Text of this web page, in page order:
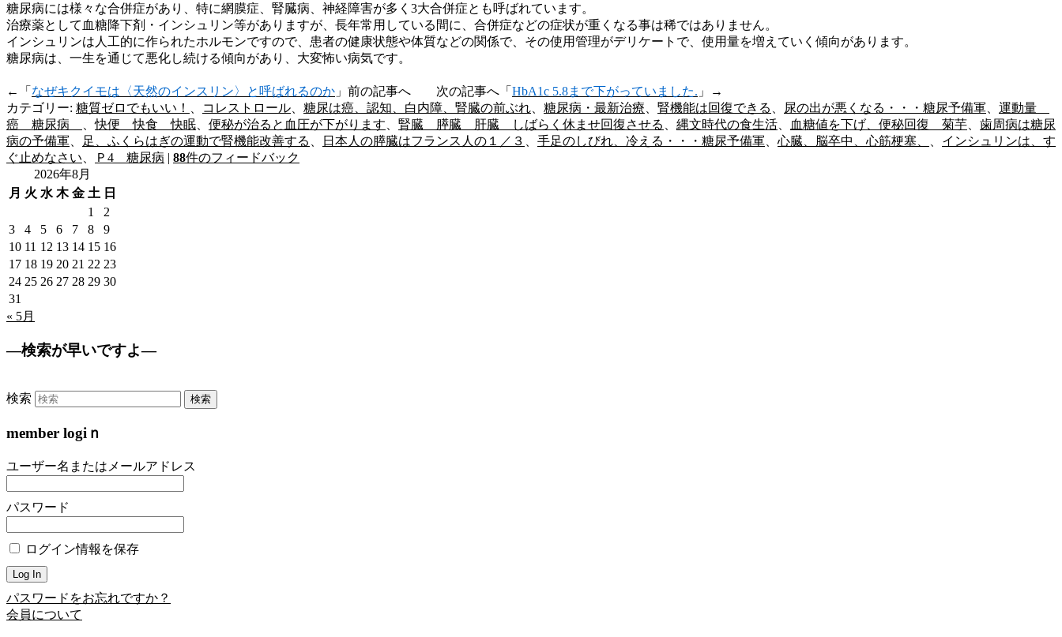
糖尿病には様々な合併症があり、特に網膜症、腎臓病、神経障害が多く3大合併症とも呼ばれています。
治療薬として血糖降下剤・インシュリン等がありますが、長年常用している間に、合併症などの症状が重くなる事は稀ではありません。
インシュリンは人工的に作られたホルモンですので、患者の健康状態や体質などの関係で、その使用管理がデリケートで、使用量を増えていく傾向があります。
糖尿病は、一生を通じて悪化し続ける傾向があり、大変怖い病気です。
←「 なぜキクイモは〈天然のインスリン〉と呼ばれるのか 」前の記事へ 次の記事へ「 HbA1c 5.8まで下がっていました. 」→
カテゴリー: 糖質ゼロでもいい！ コレストロール 糖尿は癌、認知、白内障、腎臓の前ぶれ 糖尿病・最新治療 腎機能は回復できる 尿の出が悪くなる・・・糖尿予備軍
運動量
癌 糖尿病
、快便 快食 快眠 便秘が治ると血圧が下がります 腎臓 膵臓 肝臓 しばらく休ませ回復させる 縄文時代の食生活 血糖値を下げ、便秘回復 菊芋
歯周病は糖尿
病の予備軍
足、ふくらはぎの運動で腎機能改善する 日本人の膵臓はフランス人の１／３ 手足のしびれ、冷える・・・糖尿予備軍 心臓、脳卒中、心筋梗塞、
インシュリンは、す
ぐ止めなさい
Ｐ4 糖尿病 | 88件のフィードバック
2026年8月
月 火 水 木 金 土 日
1
2
3
4 5 6 7 8
9
10 11 12 13 14 15 16
17 18 19 20 21 22 23
24 25 26 27 28 29 30
31
« 5月
—検索が早いですよ—
検索
member logiｎ
ユーザー名またはメールアドレス
パスワード
ログイン情報を保存
パスワードをお忘れですか？
会員について